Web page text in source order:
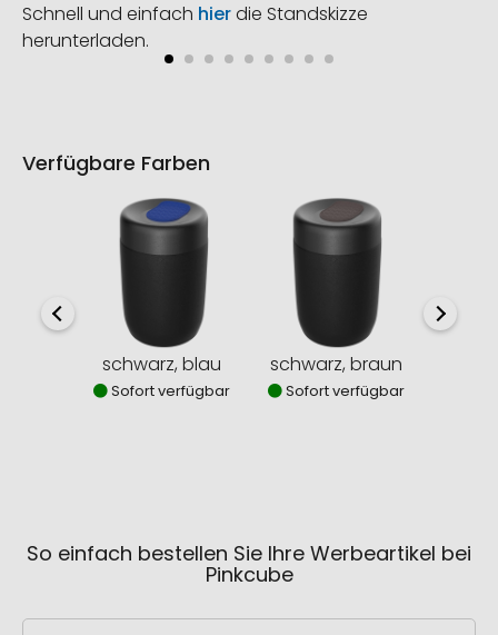
Schnell und einfach hierdie Standskizze
herunterladen.
Verfügbare Farben
schwarz, blau
Sofort verfügbar
schwarz, braun
Sofort verfügbar
So einfach bestellen Sie Ihre Werbeartikel bei
Pinkcube